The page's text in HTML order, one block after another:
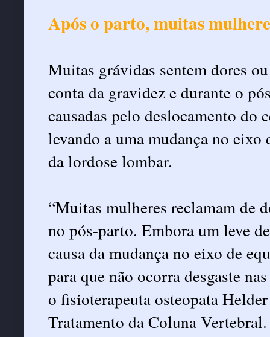
Após o parto, muitas
Muitas grávidas sentem dores
conta da gravidez e durante o
causadas pelo deslocamento do
levando a uma mudança no
da lordose lombar.
“Muitas mulheres reclamam de
no pós-parto. Embora um leve
causa da mudança no eixo de
para que não ocorra desgaste
o fisioterapeuta osteopata
Tratamento da Coluna Vertebral.